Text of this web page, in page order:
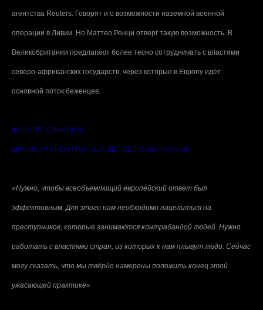
агентства Reuters . Говорят и о возможности наземной военной
операции в Ливии. Но Маттео Ренци отверг такую возможность. В
Великобритании предлагают более тесно сотрудничать с властями
северо-африканских государств, через которые в Европу идёт
основной поток беженцев.
ФИЛИПП ХЭММОНД
МИНИСТР ИНОСТРАННЫХ ДЕЛ ВЕЛИКОБРИТАНИИ
«Нужно, чтобы всеобъемлющий европейский ответ был
эффективным. Для этого нам необходимо нацелиться на
преступников, которые занимаются контрабандой людей. Нужно
работать с властями стран, из которых к нам плывут люди. Сейчас
могу сказать, что мы твёрдо намерены положить конец этой
ужасающей практике»